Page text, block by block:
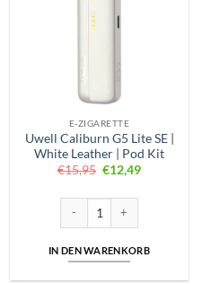
E-ZIGARETTE
Uwell Caliburn G5 Lite SE |
White Leather | Pod Kit
€15,95 Ursprünglicher
Preis
€12,49Aktueller
IN DEN WARENKORB